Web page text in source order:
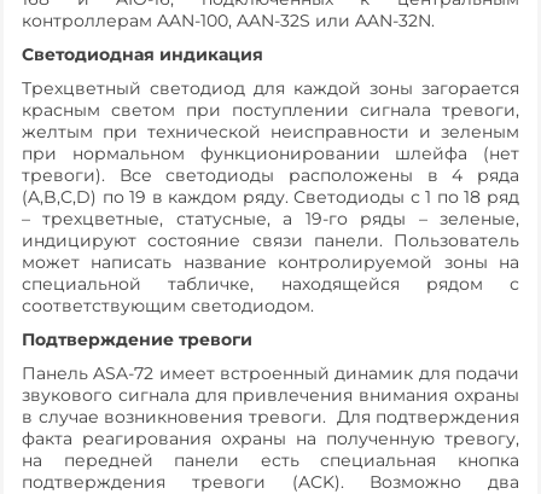
контроллерам AAN-100, AAN-32S или AAN-32N.
Светодиодная индикация
Трехцветный светодиод для каждой зоны загорается
красным светом при поступлении сигнала тревоги,
желтым при технической неисправности и зеленым
при нормальном функционировании шлейфа (нет
тревоги). Все светодиоды расположены в 4 ряда
(A,B,C,D) по 19 в каждом ряду. Светодиоды с 1 по 18 ряд
– трехцветные, статусные, а 19-го ряды – зеленые,
индицируют состояние связи панели. Пользователь
может написать название контролируемой зоны на
специальной табличке, находящейся рядом с
соответствующим светодиодом.
Подтверждение тревоги
Панель ASA-72 имеет встроенный динамик для подачи
звукового сигнала для привлечения внимания охраны
в случае возникновения тревоги. Для подтверждения
факта реагирования охраны на полученную тревогу,
на передней панели есть специальная кнопка
подтверждения тревоги (ACK). Возможно два